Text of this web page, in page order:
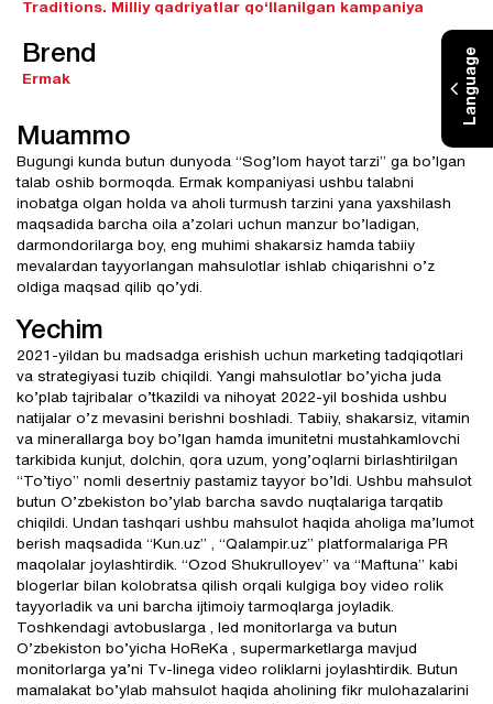
Language
Traditions. Milliy qadriyatlar qo‘llanilgan kampaniya
Brend
Ermak
Muammo
Bugungi kunda butun dunyoda “Sog’lom hayot tarzi” ga bo’lgan
talab oshib bormoqda. Ermak kompaniyasi ushbu talabni
inobatga olgan holda va aholi turmush tarzini yana yaxshilash
maqsadida barcha oila a’zolari uchun manzur bo’ladigan,
darmondorilarga boy, eng muhimi shakarsiz hamda tabiiy
mevalardan tayyorlangan mahsulotlar ishlab chiqarishni o’z
oldiga maqsad qilib qo’ydi.
Yechim
2021-yildan bu madsadga erishish uchun marketing tadqiqotlari
va strategiyasi tuzib chiqildi. Yangi mahsulotlar bo’yicha juda
ko’plab tajribalar o’tkazildi va nihoyat 2022-yil boshida ushbu
natijalar o’z mevasini berishni boshladi. Tabiiy, shakarsiz, vitamin
va minerallarga boy bo’lgan hamda imunitetni mustahkamlovchi
tarkibida kunjut, dolchin, qora uzum, yong’oqlarni birlashtirilgan
“To’tiyo” nomli desertniy pastamiz tayyor bo’ldi. Ushbu mahsulot
butun O’zbekiston bo’ylab barcha savdo nuqtalariga tarqatib
chiqildi. Undan tashqari ushbu mahsulot haqida aholiga ma’lumot
berish maqsadida “Kun.uz” , “Qalampir.uz” platformalariga PR
maqolalar joylashtirdik. “Ozod Shukrulloyev” va “Maftuna” kabi
blogerlar bilan kolobratsa qilish orqali kulgiga boy video rolik
tayyorladik va uni barcha ijtimoiy tarmoqlarga joyladik.
Toshkendagi avtobuslarga , led monitorlarga va butun
O’zbekiston bo’yicha HoReKa , supermarketlarga mavjud
monitorlarga ya’ni Tv-linega video roliklarni joylashtirdik. Butun
mamalakat bo’ylab mahsulot haqida aholining fikr mulohazalarini